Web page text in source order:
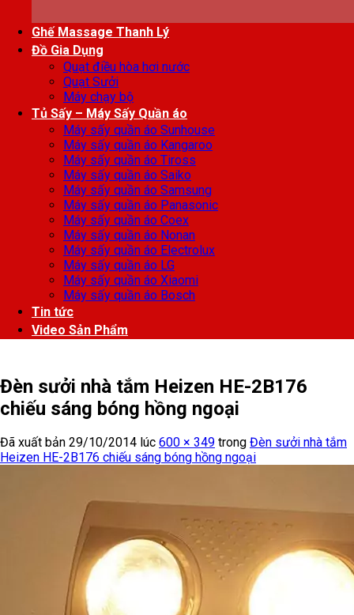
Ghế Massage Thanh Lý
Đồ Gia Dụng
Quạt điều hòa hơi nước
Quạt Sưởi
Máy chạy bộ
Tủ Sấy – Máy Sấy Quần áo
Máy sấy quần áo Sunhouse
Máy sấy quần áo Kangaroo
Máy sấy quần áo Tiross
Máy sấy quần áo Saiko
Máy sấy quần áo Samsung
Máy sấy quần áo Panasonic
Máy sấy quần áo Coex
Máy sấy quần áo Nonan
Máy sấy quần áo Electrolux
Máy sấy quần áo LG
Máy sấy quần áo Xiaomi
Máy sấy quần áo Bosch
Tin tức
Video Sản Phẩm
Đèn sưởi nhà tắm Heizen HE-2B176
chiếu sáng bóng hồng ngoại
Đã xuất bản 29/10/2014 lúc 600 × 349 trong Đèn sưởi nhà tắm
Heizen HE-2B176 chiếu sáng bóng hồng ngoại